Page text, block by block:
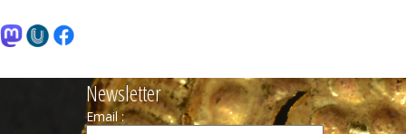
Newsletter
Email :